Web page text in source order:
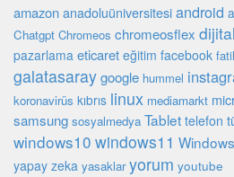
amazon anadoluüniversitesi android
Chatgpt Chromeos chromeosflex
pazarlama eticaret eğitim facebook
galatasaraygoogle hummel
koronavirüs kıbrıs linux mediamarkt
samsung sosyalmedya Tablet telefon
windows10 windows11
yapay zeka yasaklar yorum youtube